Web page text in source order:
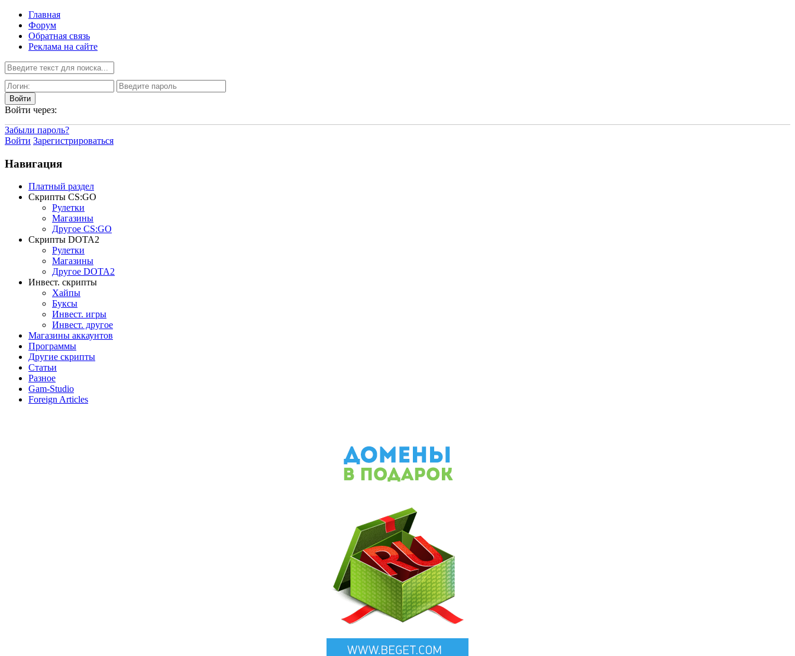
Главная
Форум
Обратная связь
Реклама на сайте
Войти через:
Забыли пароль?
Войти Зарегистрироваться
Навигация
Платный раздел
Скрипты CS:GO
Рулетки
Магазины
Другое CS:GO
Скрипты DOTA2
Рулетки
Магазины
Другое DOTA2
Инвест. скрипты
Хайпы
Буксы
Инвест. игры
Инвест. другое
Магазины аккаунтов
Программы
Другие скрипты
Статьи
Разное
Gam-Studio
Foreign Articles